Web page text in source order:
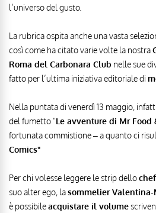
l’universo del gusto.
La rubrica ospita anche una vasta
così come ha citato varie volte la nostra
Roma del Carbonara Club nelle sue
fatto per l’ultima iniziativa editoriale di
Nella puntata di venerdì 13 maggio,
del fumetto "Le avventure di Mr Food
fortunata commistione – a quanto ci
Comics"
Per chi volesse leggere le strip dello
suo alter ego, lasommelier Valentina-
è possibileacquistare il volume